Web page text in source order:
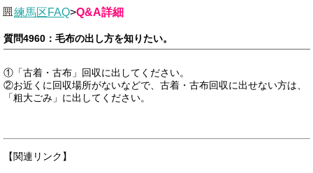
練馬区FAQ>Q&A詳細
質問4960：毛布の出し方を知りたい。
①「古着・古布」回収に出してください。
②お近くに回収場所がないなどで、古着・古布回収に出せない方は、
「粗大ごみ」に出してください。
【関連リンク】